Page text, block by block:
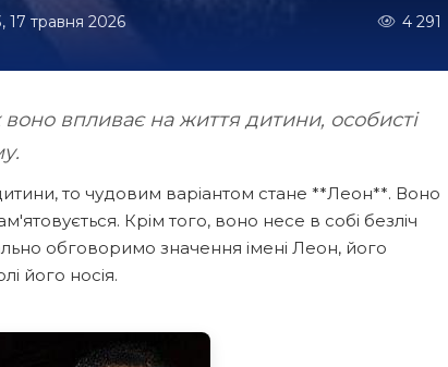
17 травня 2026 4 291
впливає на життя дитини, особисті
то чудовим варіантом стане **Леон**. Воно
Крім того, воно несе в собі безліч
обговоримо значення імені Леон, його
його носія.